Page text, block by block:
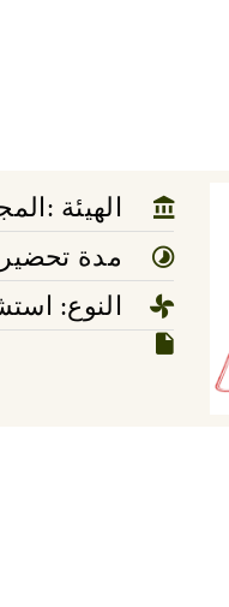
الهيئة
مدة تحضير
النوع: